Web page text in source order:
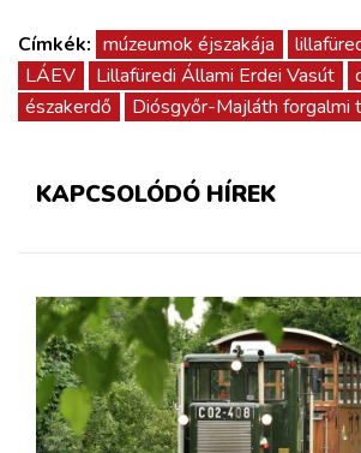
Címkék: múzeumok éjszakája
LÁEV
Lillafüredi Állami Erdei Vasút
északerdő
Diósgyőr-Majláth forgalmi
KAPCSOLÓDÓ HÍREK